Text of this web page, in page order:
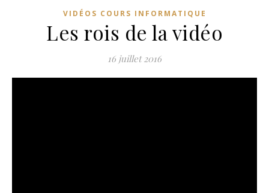
VIDÉOS COURS INFORMATIQUE
Les rois de la vidéo
16 juillet 2016